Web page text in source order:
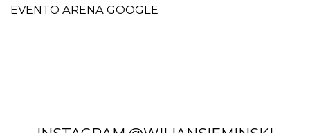
EVENTO ARENA GOOGLE